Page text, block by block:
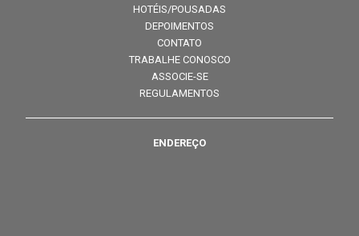
HOTÉIS/POUSADAS
DEPOIMENTOS
CONTATO
TRABALHE CONOSCO
ASSOCIE-SE
REGULAMENTOS
ENDEREÇO